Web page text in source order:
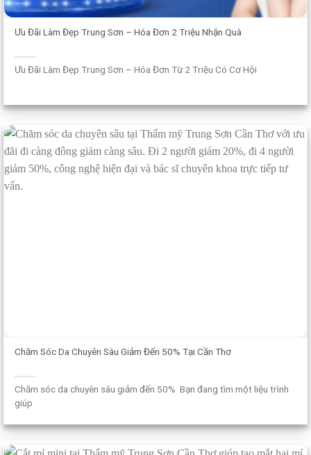
Ưu Đãi Làm Đẹp Trung Sơn – Hóa Đơn 2 Triệu Nhận Quà
Ưu Đãi Làm Đẹp Trung Sơn – Hóa Đơn Từ 2 Triệu Có Cơ Hội
Chăm Sóc Da Chuyên Sâu Giảm Đến 50% Tại Cần Thơ
Chăm sóc da chuyên sâu giảm đến 50% Bạn đang tìm một liệu trình
giúp